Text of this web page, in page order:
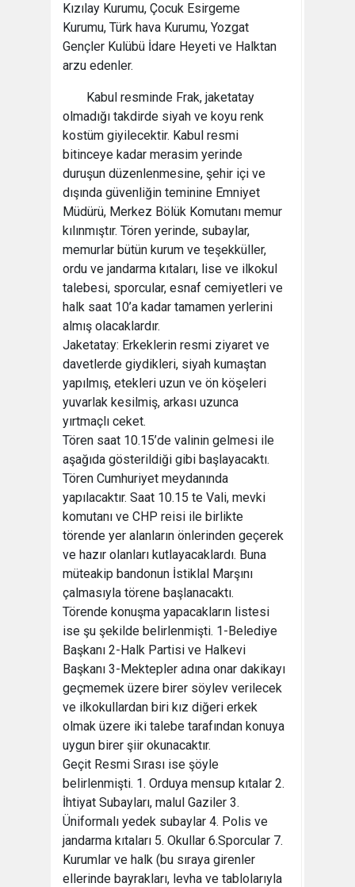
Kızılay Kurumu, Çocuk Esirgeme
Kurumu, Türk hava Kurumu, Yozgat
Gençler Kulübü İdare Heyeti ve Halktan
arzu edenler.
Kabul resminde Frak, jaketatay
olmadığı takdirde siyah ve koyu renk
kostüm giyilecektir. Kabul resmi
bitinceye kadar merasim yerinde
duruşun düzenlenmesine, şehir içi ve
dışında güvenliğin teminine Emniyet
Müdürü, Merkez Bölük Komutanı memur
kılınmıştır. Tören yerinde, subaylar,
memurlar bütün kurum ve teşekküller,
ordu ve jandarma kıtaları, lise ve ilkokul
talebesi, sporcular, esnaf cemiyetleri ve
halk saat 10’a kadar tamamen yerlerini
almış olacaklardır.
Jaketatay: Erkeklerin resmi ziyaret ve
davetlerde giydikleri, siyah kumaştan
yapılmış, etekleri uzun ve ön köşeleri
yuvarlak kesilmiş, arkası uzunca
yırtmaçlı ceket.
Tören saat 10.15’de valinin gelmesi ile
aşağıda gösterildiği gibi başlayacaktı.
Tören Cumhuriyet meydanında
yapılacaktır. Saat 10.15 te Vali, mevki
komutanı ve CHP reisi ile birlikte
törende yer alanların önlerinden geçerek
ve hazır olanları kutlayacaklardı. Buna
müteakip bandonun İstiklal Marşını
çalmasıyla törene başlanacaktı.
Törende konuşma yapacakların listesi
ise şu şekilde belirlenmişti. 1-Belediye
Başkanı 2-Halk Partisi ve Halkevi
Başkanı 3-Mektepler adına onar dakikayı
geçmemek üzere birer söylev verilecek
ve ilkokullardan biri kız diğeri erkek
olmak üzere iki talebe tarafından konuya
uygun birer şiir okunacaktır.
Geçit Resmi Sırası ise şöyle
belirlenmişti. 1. Orduya mensup kıtalar 2.
İhtiyat Subayları, malul Gaziler 3.
Üniformalı yedek subaylar 4. Polis ve
jandarma kıtaları 5. Okullar 6.Sporcular 7.
Kurumlar ve halk (bu sıraya girenler
ellerinde bayrakları, levha ve tablolarıyla